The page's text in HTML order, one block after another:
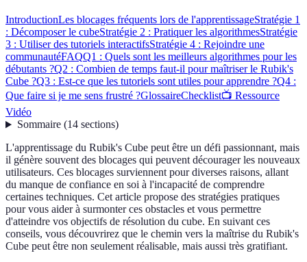
IntroductionLes blocages fréquents lors de l'apprentissageStratégie 1
: Décomposer le cubeStratégie 2 : Pratiquer les algorithmesStratégie
3 : Utiliser des tutoriels interactifsStratégie 4 : Rejoindre une
communautéFAQQ1 : Quels sont les meilleurs algorithmes pour les
débutants ?Q2 : Combien de temps faut-il pour maîtriser le Rubik's
Cube ?Q3 : Est-ce que les tutoriels sont utiles pour apprendre ?Q4 :
Que faire si je me sens frustré ?GlossaireChecklist📺 Ressource
Vidéo
Sommaire(14 sections)
L'apprentissage du Rubik's Cube peut être un défi passionnant, mais
il génère souvent des blocages qui peuvent décourager les nouveaux
utilisateurs. Ces blocages surviennent pour diverses raisons, allant
du manque de confiance en soi à l'incapacité de comprendre
certaines techniques. Cet article propose des stratégies pratiques
pour vous aider à surmonter ces obstacles et vous permettre
d'atteindre vos objectifs de résolution du cube. En suivant ces
conseils, vous découvrirez que le chemin vers la maîtrise du Rubik's
Cube peut être non seulement réalisable, mais aussi très gratifiant.